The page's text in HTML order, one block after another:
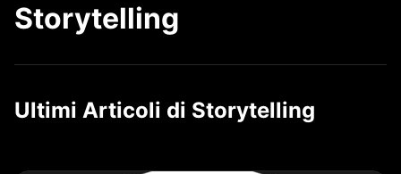
Storytelling
Ultimi Articoli di Storytelling